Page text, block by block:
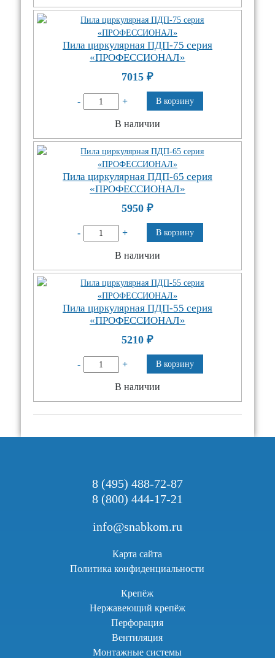
Пила циркулярная ПДП-75 серия
«ПРОФЕССИОНАЛ»
7015₽
- + В корзину
В наличии
Пила циркулярная ПДП-65 серия
«ПРОФЕССИОНАЛ»
5950₽
- + В корзину
В наличии
Пила циркулярная ПДП-55 серия
«ПРОФЕССИОНАЛ»
5210₽
- + В корзину
В наличии
8 (495) 488-72-87
8 (800) 444-17-21
info@snabkom.ru
Карта сайта
Политика конфиденциальности
Крепёж
Нержавеющий крепёж
Перфорация
Вентиляция
Монтажные системы